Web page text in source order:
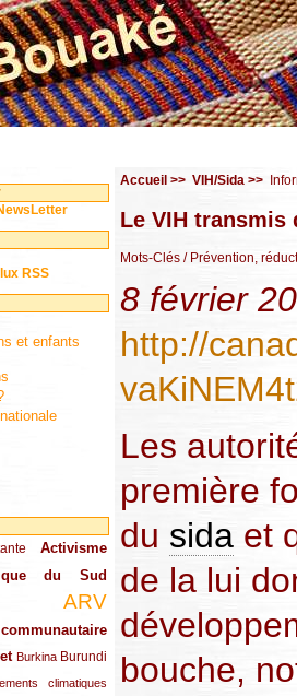
RSS
et enfants
Activisme
du Sud
ARV
Burkina Burundi
climatiques
Accueil >> VIH/Sida >>
Le VIH transmis
Mots-Clés / Prévention,
8 février
http://
Les
première
du sida et
de la lui
bouche,